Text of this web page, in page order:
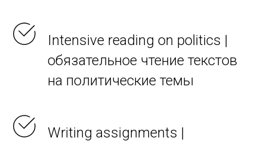
Intensive reading on politics |
обязательное чтение текстов
на политические темы
Writing assignments |